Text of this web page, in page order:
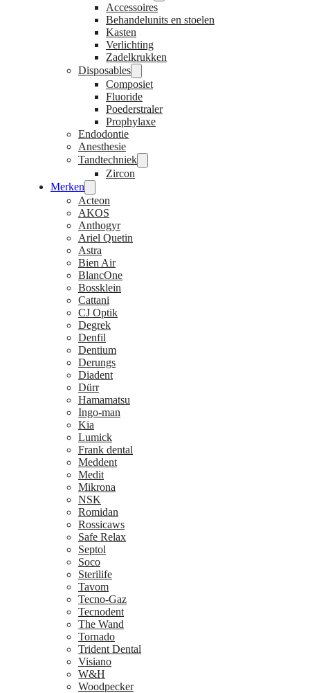
Accessoires
Behandelunits en stoelen
Kasten
Verlichting
Zadelkrukken
Disposables
Composiet
Fluoride
Poederstraler
Prophylaxe
Endodontie
Anesthesie
Tandtechniek
Zircon
Merken
Acteon
AKOS
Anthogyr
Ariel Quetin
Astra
Bien Air
BlancOne
Bossklein
Cattani
CJ Optik
Degrek
Denfil
Dentium
Derungs
Diadent
Dürr
Hamamatsu
Ingo-man
Kia
Lumick
Frank dental
Meddent
Medit
Mikrona
NSK
Romidan
Rossicaws
Safe Relax
Septol
Soco
Sterilife
Tavom
Tecno-Gaz
Tecnodent
The Wand
Tornado
Trident Dental
Visiano
W&H
Woodpecker